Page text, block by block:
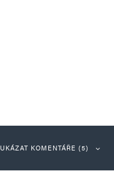
UKÁZAT KOMENTÁŘE (5)